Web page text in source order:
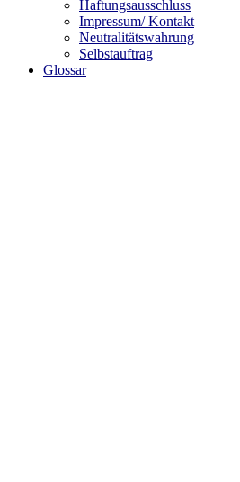
Haftungsausschluss
Impressum/ Kontakt
Neutralitätswahrung
Selbstauftrag
Glossar